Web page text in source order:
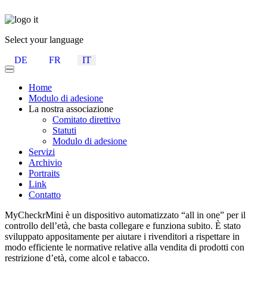
Select your language
DE
FR IT
Home
Modulo di adesione
La nostra associazione
Comitato direttivo
Statuti
Modulo di adesione
Servizi
Archivio
Portraits
Link
Contatto
MyCheckrMini è un dispositivo automatizzato “all in one” per il
controllo dell’età, che basta collegare e funziona subito. È stato
sviluppato appositamente per aiutare i rivenditori a rispettare in
modo efficiente le normative relative alla vendita di prodotti con
restrizione d’età, come alcol e tabacco.